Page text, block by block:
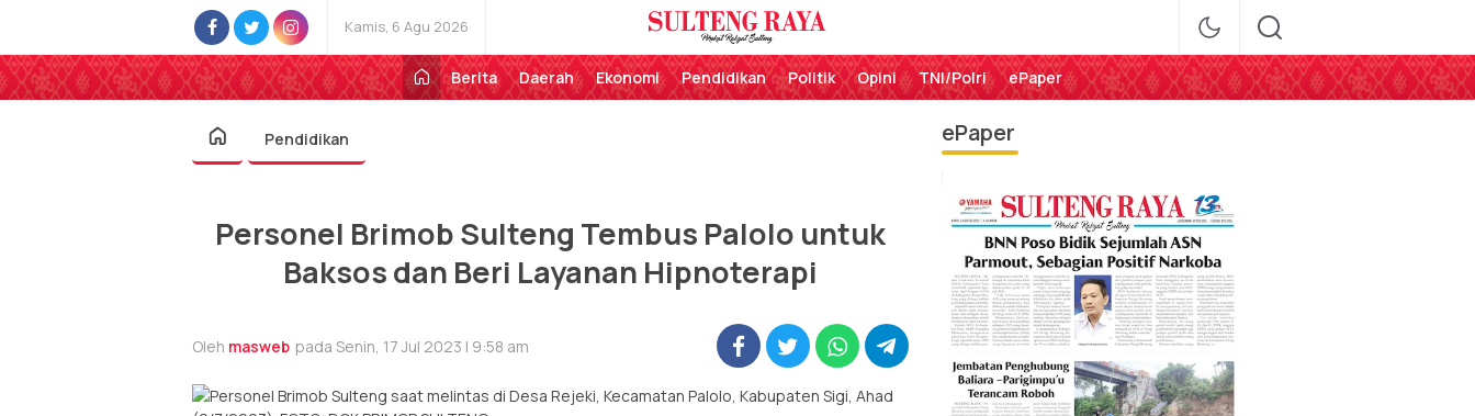
Kamis, 6 Agu 2026
Sulteng Raya
Perekat Rakyat Sulteng
Berita
Daerah Ekonomi Pendidikan Politik Opini TNI/Polri ePaper
Pendidikan
Personel Brimob Sulteng Tembus Palolo untuk
Baksos dan Beri Layanan Hipnoterapi
Oleh masweb pada Senin, 17 Jul 2023 | 9:58 am
ePaper